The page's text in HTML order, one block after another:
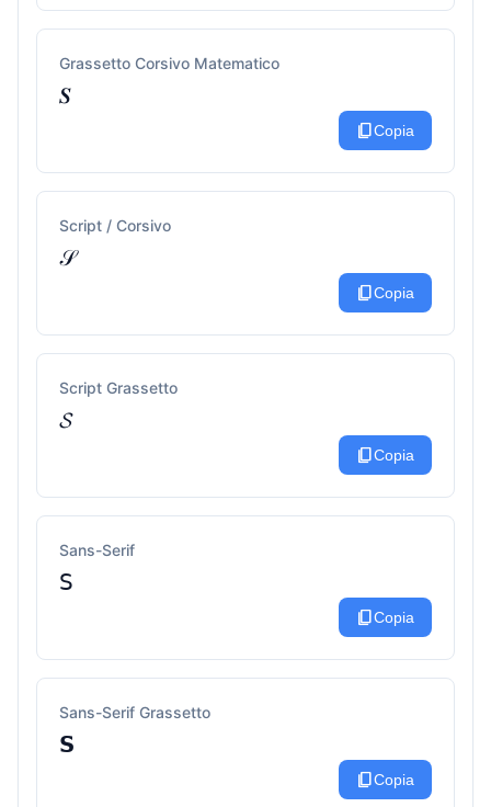
Grassetto Corsivo Matematico
𝑺
content_copyCopia
Script / Corsivo
𝒮
content_copyCopia
Script Grassetto
𝓢
content_copyCopia
Sans-Serif
𝖲
content_copyCopia
Sans-Serif Grassetto
𝗦
content_copyCopia